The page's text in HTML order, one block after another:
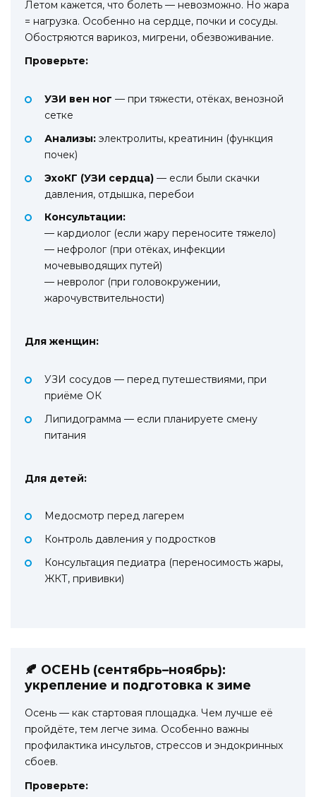
Летом кажется, что болеть — невозможно. Но жара
= нагрузка. Особенно на сердце, почки и сосуды.
Обостряются варикоз, мигрени, обезвоживание.
Проверьте:
УЗИ вен ног — при тяжести, отёках, венозной
сетке
Анализы: электролиты, креатинин (функция
почек)
ЭхоКГ (УЗИ сердца) — если были скачки
давления, отдышка, перебои
Консультации:
— кардиолог (если жару переносите тяжело)
— нефролог (при отёках, инфекции
мочевыводящих путей)
— невролог (при головокружении,
жарочувствительности)
Для женщин:
УЗИ сосудов — перед путешествиями, при
приёме ОК
Липидограмма — если планируете смену
питания
Для детей:
Медосмотр перед лагерем
Контроль давления у подростков
Консультация педиатра (переносимость жары,
ЖКТ, прививки)
🍂 ОСЕНЬ (сентябрь–ноябрь):
укрепление и подготовка к зиме
Осень — как стартовая площадка. Чем лучше её
пройдёте, тем легче зима. Особенно важны
профилактика инсультов, стрессов и эндокринных
сбоев.
Проверьте: